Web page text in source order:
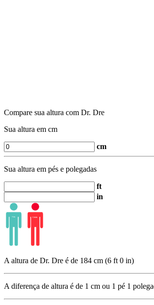
Compare sua altura com Dr. Dre
Sua altura em cm
cm
Sua altura em pés e polegadas
ft
in
A altura de Dr. Dre é de 184 cm (6 ft 0 in)
A diferença de altura é de 1 cm ou 1 pé 1